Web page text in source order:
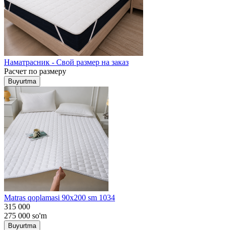
Наматрасник - Свой размер на заказ
Расчет по размеру
Buyurtma
Matras qoplamasi 90x200 sm 1034
315 000
275 000 so'm
Buyurtma